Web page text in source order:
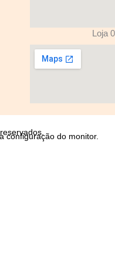
Loja
configuração do monitor.